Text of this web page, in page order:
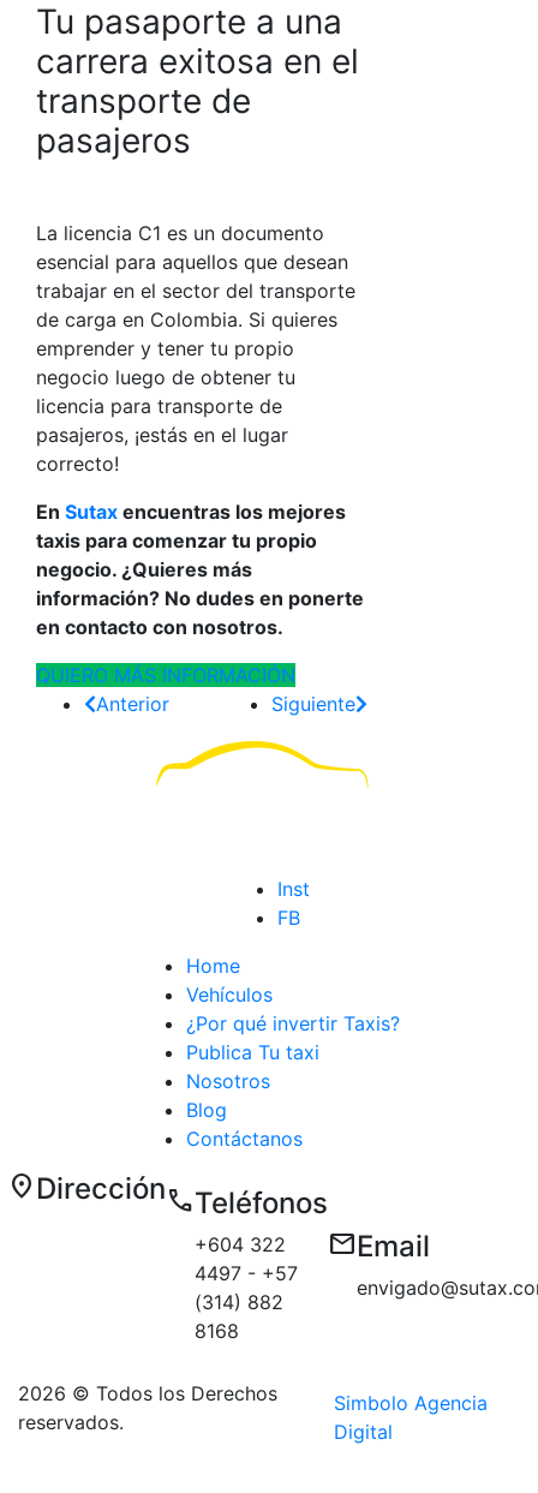
Tu pasaporte a una
carrera exitosa en el
transporte de
pasajeros
La licencia C1 es un documento
esencial para aquellos que desean
trabajar en el sector del transporte
de carga en Colombia. Si quieres
emprender y tener tu propio
negocio luego de obtener tu
licencia para transporte de
pasajeros, ¡estás en el lugar
correcto!
En Sutax encuentras los mejores
taxis para comenzar tu propio
negocio. ¿Quieres más
información? No dudes en ponerte
en contacto con nosotros.
QUIERO MÁS INFORMACIÓN
Anterior
Siguiente
Inst
FB
Home
Vehículos
¿Por qué invertir Taxis?
Publica Tu taxi
Nosotros
Blog
Contáctanos
location_on DireccióncallTeléfonos
+604 322
4497 - +57
(314) 882
8168
emailEmail
2026 © Todos los Derechos
reservados.
Simbolo Agencia
Digital